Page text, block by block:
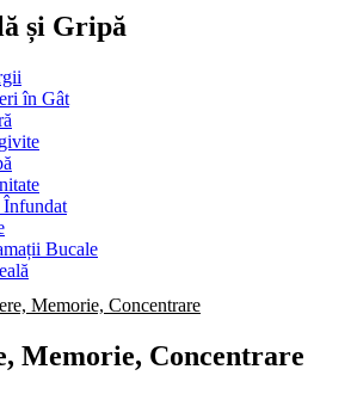
și Gripă
în Gât
Înfundat
Bucale
Memorie, Concentrare
Memorie, Concentrare